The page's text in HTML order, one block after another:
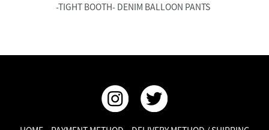
-TIGHT BOOTH- DENIM BALLOON PANTS